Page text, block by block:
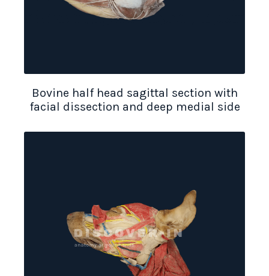
Bovine half head sagittal section with
facial dissection and deep medial side